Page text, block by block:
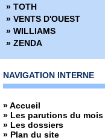
» TOTH
» VENTS D'OUEST
» WILLIAMS
» ZENDA
NAVIGATION INTERNE
» Accueil
» Les parutions du mois
» Les dossiers
» Plan du site